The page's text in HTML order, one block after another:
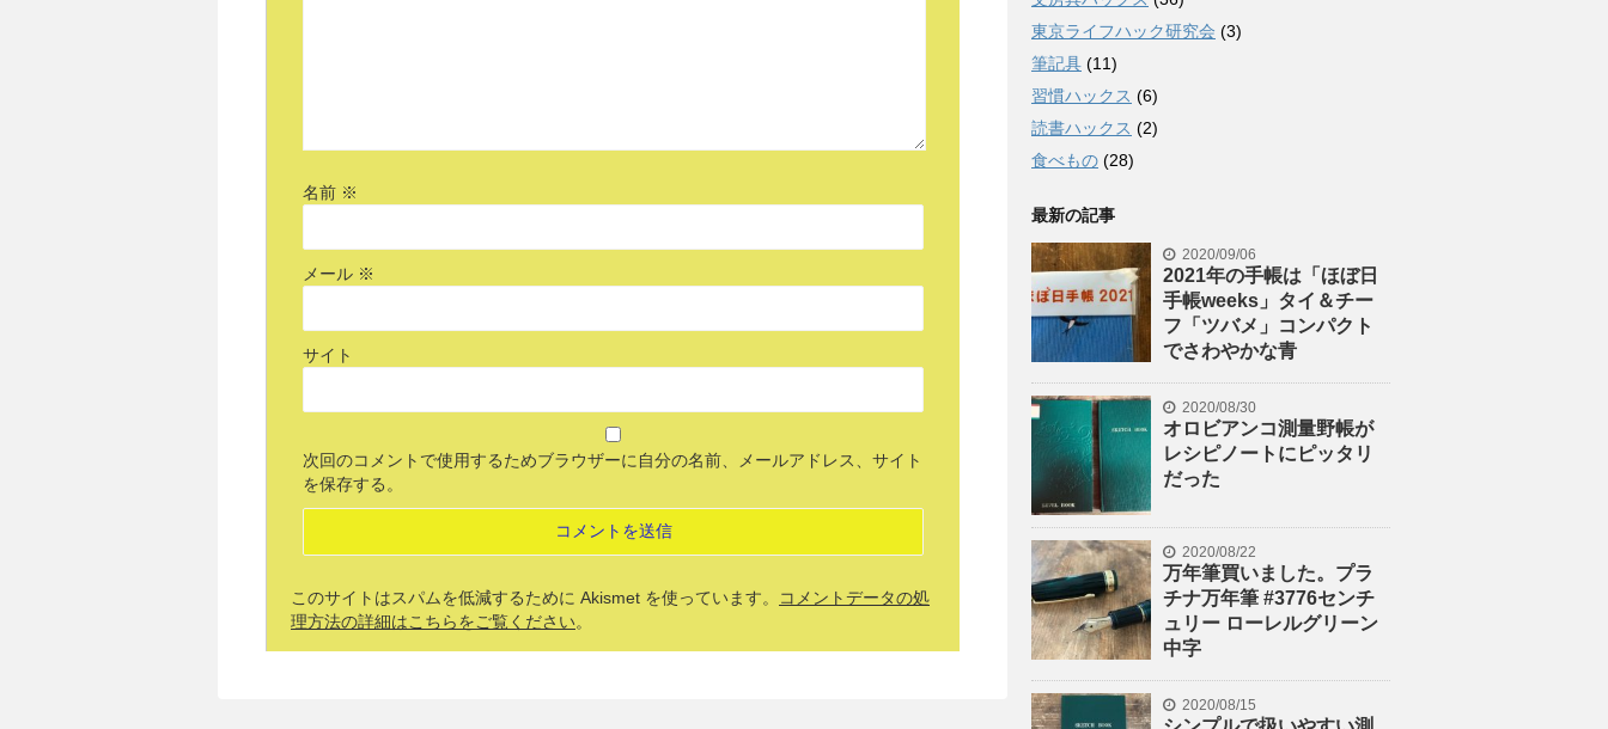
名前 ※
メール ※
サイト
次回のコメントで使用するためブラウザーに自分の名前、メールアドレス、サイト
を保存する。
このサイトはスパムを低減するために Akismet を使っています。
コメントデータの処
理方法の詳細はこちらをご覧ください。
東京ライフハック研究会 (3)
筆記具 (11)
習慣ハックス (6)
読書ハックス (2)
食べもの (28)
最新の記事
2020/09/06
2021年の手帳は「ほぼ日
手帳weeks」タイ＆チー
フ「ツバメ」コンパクト
でさわやかな青
2020/08/30
オロビアンコ測量野帳が
レシピノートにピッタリ
だった
2020/08/22
万年筆買いました。プラ
チナ万年筆 #3776センチ
ュリー ローレルグリーン
中字
2020/08/15